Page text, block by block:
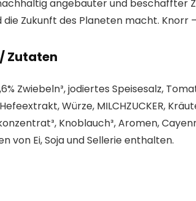
angebauter und beschaffter
die Zukunft des Planeten macht. Knorr
Zutaten
Zwiebeln³, jodiertes Speisesalz,
Hefeextrakt, Würze, MILCHZUCKER,
Knoblauch³, Aromen,
von Ei, Soja und Sellerie enthalten.